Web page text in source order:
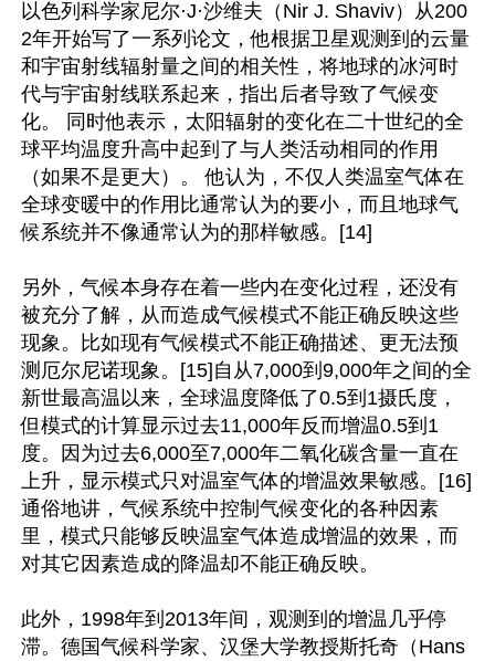
以色列科学家尼尔·J·沙维夫（Nir J. Shaviv）从200
2年开始写了一系列论文，他根据卫星观测到的云量
和宇宙射线辐射量之间的相关性，将地球的冰河时
代与宇宙射线联系起来，指出后者导致了气候变
化。 同时他表示，太阳辐射的变化在二十世纪的全
球平均温度升高中起到了与人类活动相同的作用
（如果不是更大）。 他认为，不仅人类温室气体在
全球变暖中的作用比通常认为的要小，而且地球气
候系统并不像通常认为的那样敏感。[14]
另外，气候本身存在着一些内在变化过程，还没有
被充分了解，从而造成气候模式不能正确反映这些
现象。比如现有气候模式不能正确描述、更无法预
测厄尔尼诺现象。[15]自从7,000到9,000年之间的全
新世最高温以来，全球温度降低了0.5到1摄氏度，
但模式的计算显示过去11,000年反而增温0.5到1
度。因为过去6,000至7,000年二氧化碳含量一直在
上升，显示模式只对温室气体的增温效果敏感。[16]
通俗地讲，气候系统中控制气候变化的各种因素
里，模式只能够反映温室气体造成增温的效果，而
对其它因素造成的降温却不能正确反映。
此外，1998年到2013年间，观测到的增温几乎停
滞。德国气候科学家、汉堡大学教授斯托奇（Hans